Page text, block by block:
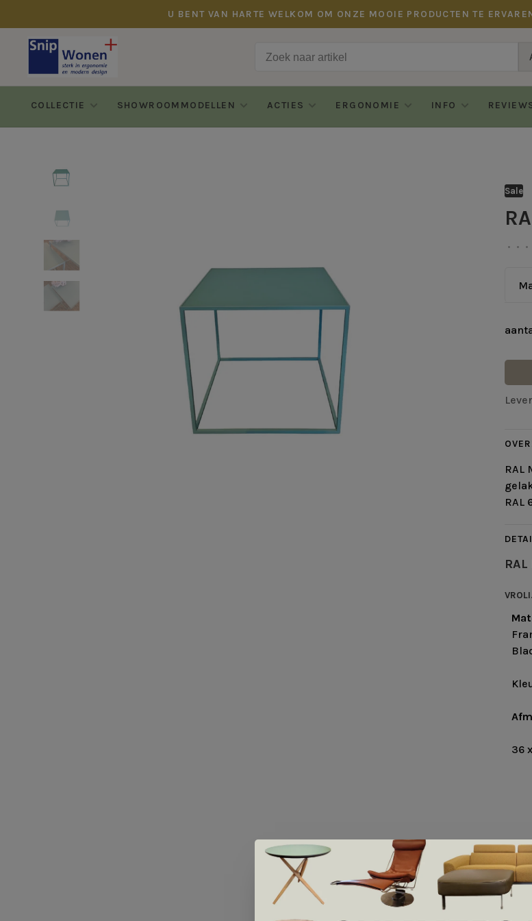
U BENT VAN HARTE WELKOM OM ONZE MOOIE PRODUCTEN TE
COLLECTIE SHOWROOMMODELLEN ACTIES ERGONOMIE INFO
Sale
• • •
RAL
RAL
RAL
36